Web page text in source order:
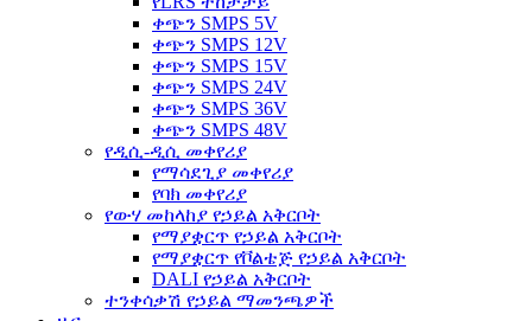
ቀጭን SMPS 5V
ቀጭን SMPS 12V
ቀጭን SMPS 15V
ቀጭን SMPS 24V
ቀጭን SMPS 36V
ቀጭን SMPS 48V
የዲሲ-ዲሲ መቀየሪያ
የማሳደጊያ መቀየሪያ
የባክ መቀየሪያ
የውሃ መከላከያ የኃይል አቅርቦት
የማያቋርጥ የኃይል አቅርቦት
የማያቋርጥ የቮልቴጅ የኃይል አቅርቦት
DALI የኃይል አቅርቦት
ተንቀሳቃሽ የኃይል ማመንጫዎች